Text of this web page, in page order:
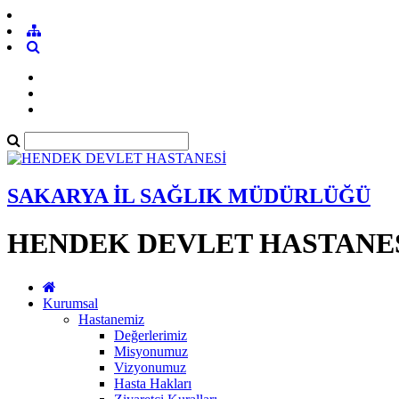
SAKARYA İL SAĞLIK MÜDÜRLÜĞÜ
HENDEK DEVLET
Kurumsal
Hastanemiz
Değerlerimiz
Misyonumuz
Vizyonumuz
Hasta Hakları